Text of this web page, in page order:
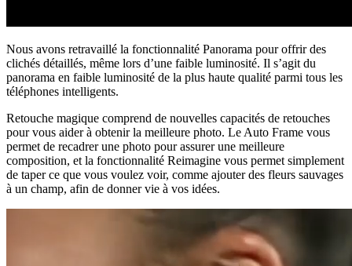
Nous avons retravaillé la fonctionnalité Panorama pour offrir des
clichés détaillés, même lors d’une faible luminosité. Il s’agit du
panorama en faible luminosité de la plus haute qualité parmi tous les
téléphones intelligents.
Retouche magique comprend de nouvelles capacités de retouches
pour vous aider à obtenir la meilleure photo. Le Auto Frame vous
permet de recadrer une photo pour assurer une meilleure
composition, et la fonctionnalité Reimagine vous permet simplement
de taper ce que vous voulez voir, comme ajouter des fleurs sauvages
à un champ, afin de donner vie à vos idées.